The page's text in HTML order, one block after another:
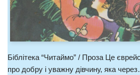
Біблітека “Читаймо” / Проза Це
про добру і уважну дівчину, яка